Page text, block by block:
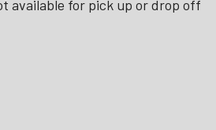
available for pick up or drop off